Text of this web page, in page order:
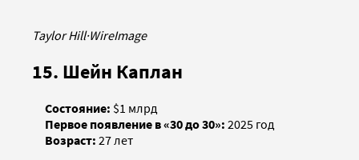
Taylor Hill·WireImage
15. Шейн Каплан
Состояние: $1 млрд
Первое появление в «30 до 30»: 2025 год
Возраст: 27 лет